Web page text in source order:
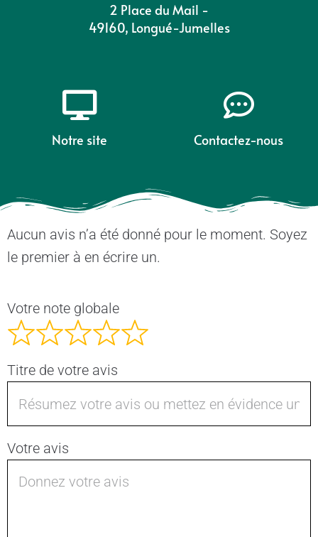
2 Place du Mail -
49160, Longué-Jumelles
Notre site Contactez-nous
Aucun avis n’a été donné pour le moment. Soyez
le premier à en écrire un.
Votre note globale
Titre de votre avis
Votre avis